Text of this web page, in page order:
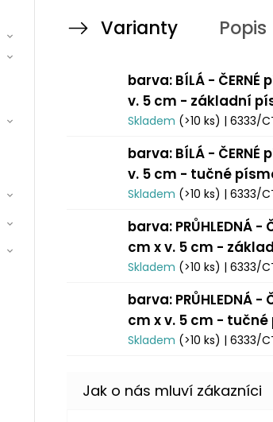
Varianty Popis
barva: BÍLÁ - ČERNÉ
v. 5 cm - základní
Skladem (>10 ks) | 6333/
barva: BÍLÁ - ČERNÉ
v. 5 cm - tučné
Skladem (>10 ks) | 6333/
barva: PRŮHLEDNÁ -
cm x v. 5 cm -
Skladem (>10 ks) | 6333/
barva: PRŮHLEDNÁ -
cm x v. 5 cm -
Skladem (>10 ks) | 6333/